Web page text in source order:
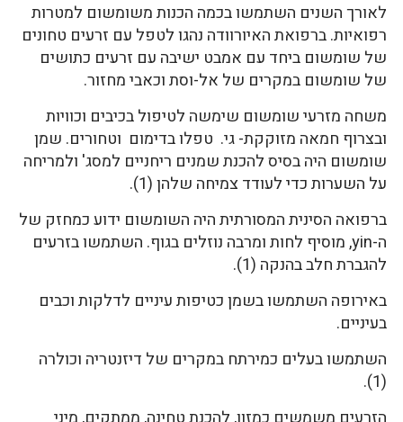
לאורך השנים השתמשו בכמה הכנות משומשום למטרות
רפואיות. ברפואת האיורוודה נהגו לטפל עם זרעים טחונים
של שומשום ביחד עם אמבט ישיבה עם זרעים כתושים
של שומשום במקרים של אל-וסת וכאבי מחזור.
משחה מזרעי שומשום שימשה לטיפול בכיבים וכוויות
ובצרוף חמאה מזוקקת- גי. טפלו בדימום וטחורים. שמן
שומשום היה בסיס להכנת שמנים ריחניים למסג' ולמריחה
על השערות כדי לעודד צמיחה שלהן (1).
ברפואה הסינית המסורתית היה השומשום ידוע כמחזק של
ה-yin, מוסיף לחות ומרבה נוזלים בגוף. השתמשו בזרעים
להגברת חלב בהנקה (1).
באירופה השתמשו בשמן כטיפות עיניים לדלקות וכבים
בעיניים.
השתמשו בעלים כמירתח במקרים של דיזנטריה וכולרה
(1).